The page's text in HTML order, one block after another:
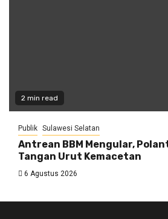
2 min read
Publik Sulawesi Selatan
Antrean BBM Mengular,
Tangan Urut Kemacetan
6 Agustus 2026